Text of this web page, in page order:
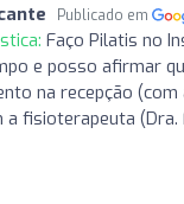
Publicado em
Faço Pilatis no
e posso afirmar
na recepção (com
fisioterapeuta (Dra.